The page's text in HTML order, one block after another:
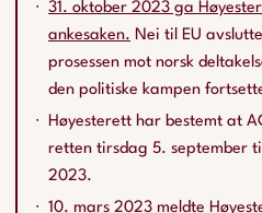
31. oktober 2023 ga
ankesaken. Nei til EU
prosessen mot norsk
den politiske kampen
Høyesterett har bestemt at
retten tirsdag 5. september
2023.
10. mars 2023 meldte